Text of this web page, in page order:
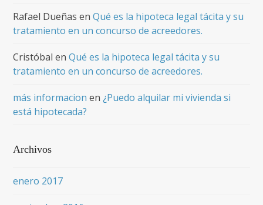
Rafael Dueñas enQué es la hipoteca legal tácita y su
tratamiento en un concurso de acreedores.
Cristóbal enQué es la hipoteca legal tácita y su
tratamiento en un concurso de acreedores.
más informacion en¿Puedo alquilar mi vivienda si
está hipotecada?
Archivos
enero 2017